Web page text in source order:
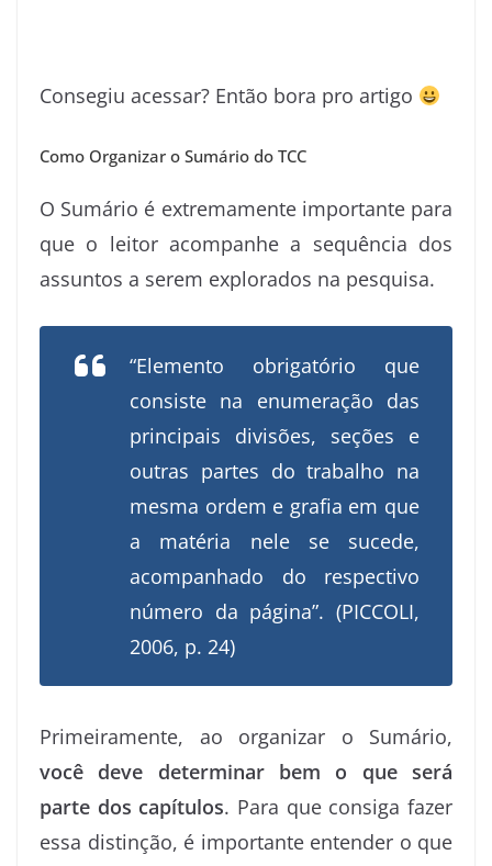
Consegiu acessar? Então bora pro artigo
Como Organizar o Sumário do TCC
O Sumário é extremamente importante para
que o leitor acompanhe a sequência dos
assuntos a serem explorados na pesquisa.
“Elemento obrigatório que
consiste na enumeração das
principais divisões, seções e
outras partes do trabalho na
mesma ordem e grafia em que
a matéria nele se sucede,
acompanhado do respectivo
número da página”. (PICCOLI,
2006, p. 24)
Primeiramente, ao organizar o Sumário,
você deve determinar bem o que será
parte dos capítulos. Para que consiga fazer
essa distinção, é importante entender o que